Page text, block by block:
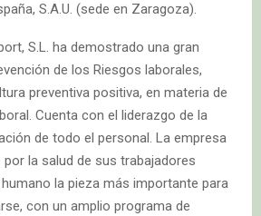
S.A.U. (sede en Zaragoza).
S.L. ha demostrado una gran
de los Riesgos laborales,
preventiva positiva, en materia de
Cuenta con el liderazgo de la
de todo el personal. La empresa
la salud de sus trabajadores
la pieza más importante para
con un amplio programa de